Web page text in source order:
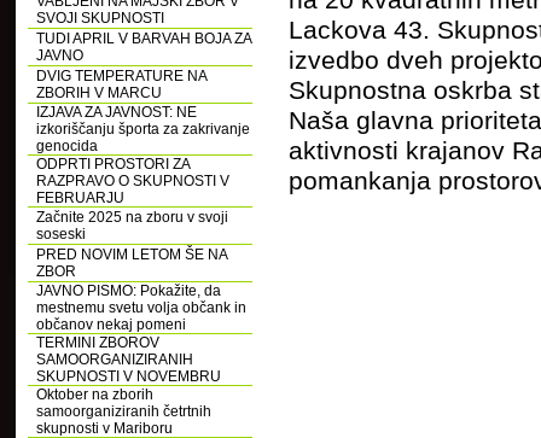
SVOJI SKUPNOSTI
TUDI APRIL V BARVAH BOJA ZA
JAVNO
DVIG TEMPERATURE NA
ZBORIH V MARCU
IZJAVA ZA JAVNOST: NE
izkoriščanju športa za zakrivanje
genocida
ODPRTI PROSTORI ZA
RAZPRAVO O SKUPNOSTI V
FEBRUARJU
Začnite 2025 na zboru v svoji
soseski
PRED NOVIM LETOM ŠE NA
ZBOR
JAVNO PISMO: Pokažite, da
mestnemu svetu volja občank in
občanov nekaj pomeni
TERMINI ZBOROV
SAMOORGANIZIRANIH
SKUPNOSTI V NOVEMBRU
Oktober na zborih
samoorganiziranih četrtnih
skupnosti v Mariboru
Lackova 43.
izvedbo dveh
Skupnostna oskrba
Naša glavna
aktivnosti krajanov
pomankanja